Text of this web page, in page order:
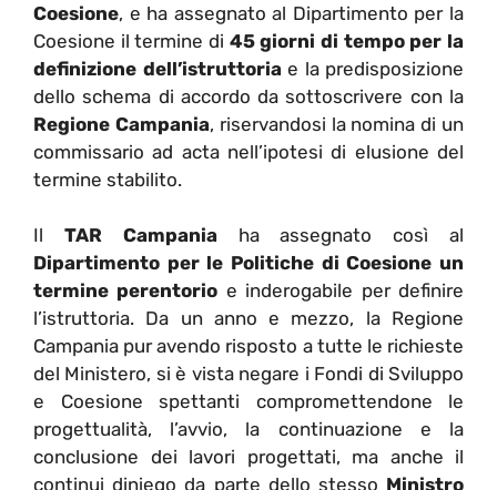
Coesione, e ha assegnato al Dipartimento per la
Coesione il termine di 45 giorni di tempo per la
definizione dell’istruttoriae la predisposizione
dello schema di accordo da sottoscrivere con la
Regione Campania, riservandosi la nomina di un
commissario ad acta nell’ipotesi di elusione del
termine stabilito.
Il TAR Campaniaha assegnato così al
Dipartimento per le Politiche di Coesione un
termine perentorio e inderogabile per definire
l’istruttoria. Da un anno e mezzo, la Regione
Campania pur avendo risposto a tutte le richieste
del Ministero, si è vista negare i Fondi di Sviluppo
e Coesione spettanti compromettendone le
progettualità, l’avvio, la continuazione e la
conclusione dei lavori progettati, ma anche il
continui diniego da parte dello stesso Ministro